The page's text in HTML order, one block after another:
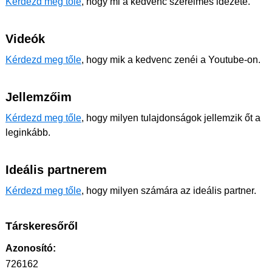
Videók
Kérdezd meg tőle, hogy mik a kedvenc zenéi a Youtube-on.
Jellemzőim
Kérdezd meg tőle, hogy milyen tulajdonságok jellemzik őt a
leginkább.
Ideális partnerem
Kérdezd meg tőle, hogy milyen számára az ideális partner.
Társkeresőről
Azonosító:
726162